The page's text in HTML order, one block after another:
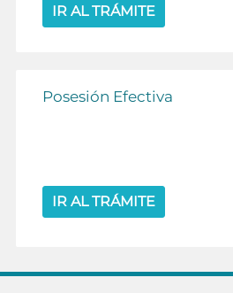
IR AL TRÁMITE
Posesión Efectiva
IR AL TRÁMITE